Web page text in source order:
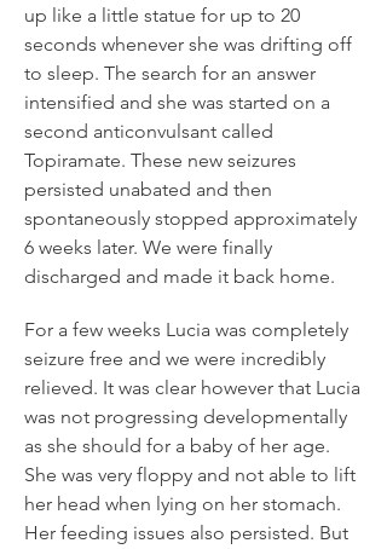
up like a little statue for up to 20
seconds whenever she was drifting off
to sleep. The search for an answer
intensified and she was started on a
second anticonvulsant called
Topiramate. These new seizures
persisted unabated and then
spontaneously stopped approximately
6 weeks later. We were finally
discharged and made it back home.
For a few weeks Lucia was completely
seizure free and we were incredibly
relieved. It was clear however that Lucia
was not progressing developmentally
as she should for a baby of her age.
She was very floppy and not able to lift
her head when lying on her stomach.
Her feeding issues also persisted. But